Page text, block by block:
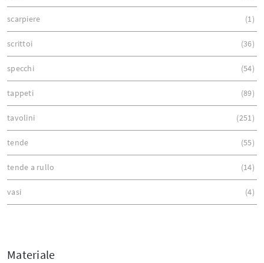
scarpiere 1
scrittoi 36
specchi 54
tappeti 89
tavolini 251
tende 55
tende a rullo 14
vasi 4
Materiale